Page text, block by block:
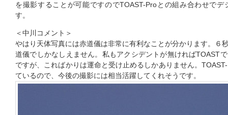
を撮影することが可能ですのでTOAST-Proとの組み合わせで
す。
＜中川コメント＞
やはり天体写真には赤道儀は非常に有利なことが分かります。６
道儀でしかなしえません。私もアクシデントが無ければTOAST
ですが、こればかりは運命と受け止めるしかありません。
ているので、今後の撮影には相当活躍してくれそうです。